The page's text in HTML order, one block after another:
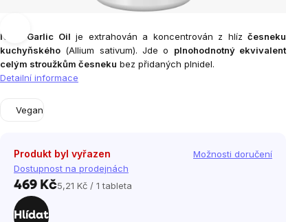
NOW Garlic Oil je extrahován a koncentrován z hlízčesneku
kuchyňského (Allium sativum). Jde o plnohodnotný ekvivalent
celým stroužkům česneku bez přidaných plnidel.
Detailní informace
Vegan
Produkt byl vyřazen
Dostupnost na prodejnách
Možnosti doručení
469 KčMěrná
5,21 Kč / 1 tableta
Hlídat